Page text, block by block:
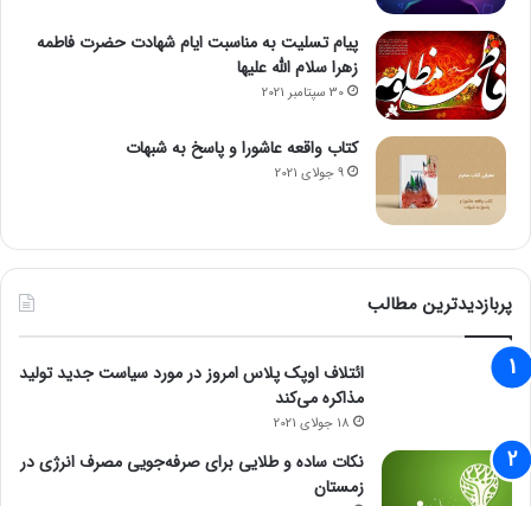
پیام تسلیت به مناسبت ایام شهادت حضرت فاطمه
زهرا سلام الله علیها
30 سپتامبر 2021
کتاب واقعه عاشورا و پاسخ به شبهات
9 جولای 2021
پربازدیدترین مطالب
ائتلاف اوپک پلاس امروز در مورد سیاست جدید تولید
مذاکره می‌کند
18 جولای 2021
نکات ساده و طلایی برای صرفه‌جویی مصرف انرژی در
زمستان